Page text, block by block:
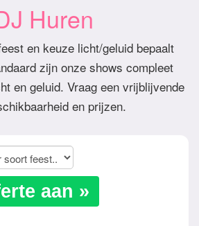
Huren
en keuze licht/geluid bepaalt
zijn onze shows compleet
en geluid. Vraag een vrijblijvende
en prijzen.
aan »